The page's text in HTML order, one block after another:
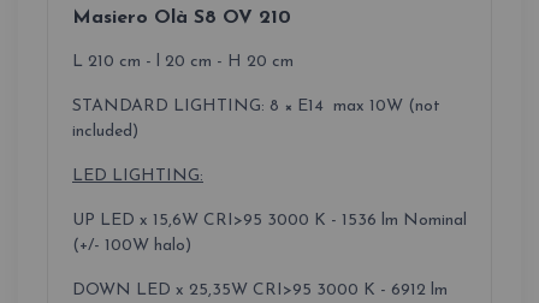
Masiero Olà S8 OV 210
L 210 cm - l 20 cm - H 20 cm
STANDARD LIGHTING: 8 × E14 max 10W (not
included)
LED LIGHTING:
UP LED x 15,6W CRI>95 3000 K - 1536 lm Nominal
(+/- 100W halo)
DOWN LED x 25,35W CRI>95 3000 K - 6912 lm